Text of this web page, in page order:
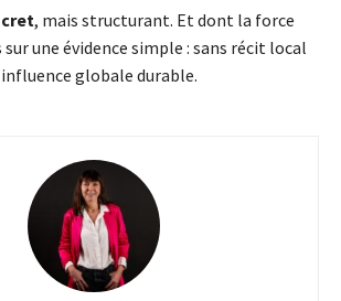
, mais structurant. Et dont la force
une évidence simple : sans récit local
globale durable.